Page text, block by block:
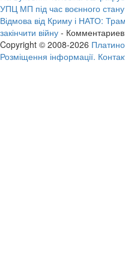
УПЦ МП під час воєнного стану
Відмова від Криму і НАТО:
закінчити війну -
Copyright © 2008-2026
Розміщення інформації.